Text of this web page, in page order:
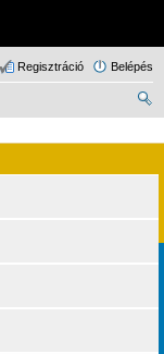
Belépés
Regisztráció
s